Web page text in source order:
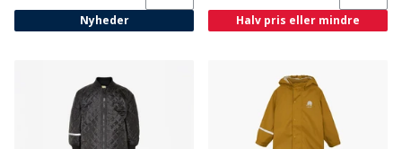
Nyheder Halv pris eller mindre